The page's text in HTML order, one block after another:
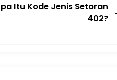
Itu Kode Jenis Setoran
402?